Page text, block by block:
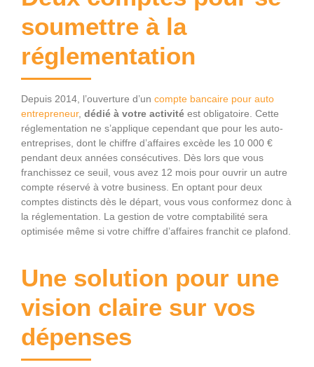
soumettre à la
réglementation
Depuis 2014, l’ouverture d’un compte bancaire pour auto
entrepreneur, dédié à votre activité est obligatoire. Cette
réglementation ne s’applique cependant que pour les auto-
entreprises, dont le chiffre d’affaires excède les 10 000 €
pendant deux années consécutives. Dès lors que vous
franchissez ce seuil, vous avez 12 mois pour ouvrir un autre
compte réservé à votre business. En optant pour deux
comptes distincts dès le départ, vous vous conformez donc à
la réglementation. La gestion de votre comptabilité sera
optimisée même si votre chiffre d’affaires franchit ce plafond.
Une solution pour une
vision claire sur vos
dépenses